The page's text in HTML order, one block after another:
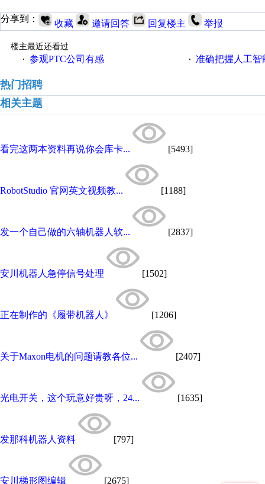
分享到： 收藏 邀请回答 回复楼主 举报
楼主最近还看过
· 参观PTC公司有感 · 准确把握人工
热门招聘
相关主题
看完这两本资料再说你会库卡... [5493]
RobotStudio 官网英文视频教... [1188]
发一个自己做的六轴机器人软... [2837]
安川机器人急停信号处理 [1502]
正在制作的《履带机器人》 [1206]
关于Maxon电机的问题请教各位... [2407]
光电开关，这个玩意好贵呀，24... [1635]
发那科机器人资料 [797]
安川梯形图编辑 [2675]